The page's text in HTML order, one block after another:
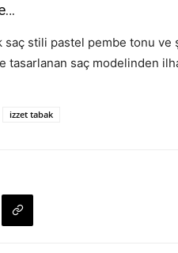
saç stili pastel pembe tonu ve
tasarlanan saç modelinden
izzet tabak